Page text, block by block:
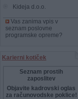
Kideja d.o.o.
Vas zanima vpis v
seznam poslovne
programske opreme?
Karierni kotiček
Seznam prostih
zaposlitev
Objavite kadrovski oglas
za računovodske poklice!